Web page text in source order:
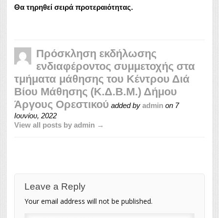
Θα τηρηθεί σειρά προτεραιότητας.
Πρόσκληση εκδήλωσης
ενδιαφέροντος συμμετοχής στα
τμήματα μάθησης του Κέντρου Διά
Βίου Μάθησης (Κ.Δ.Β.Μ.) Δήμου
Άργους Ορεστικού added by admin on 7
Ιουνίου, 2022
View all posts by admin →
Leave a Reply
Your email address will not be published.